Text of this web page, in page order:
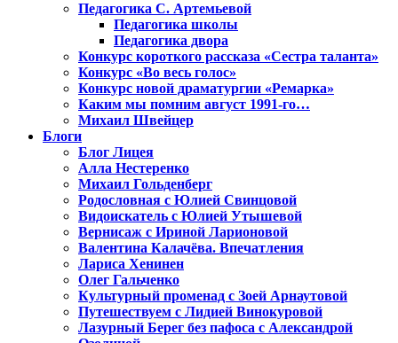
Педагогика С. Артемьевой
Педагогика школы
Педагогика двора
Конкурс короткого рассказа «Сестра таланта»
Конкурс «Во весь голос»
Конкурс новой драматургии «Ремарка»
Каким мы помним август 1991-го…
Михаил Швейцер
Блоги
Блог Лицея
Алла Нестеренко
Михаил Гольденберг
Родословная с Юлией Свинцовой
Видоискатель с Юлией Утышевой
Вернисаж с Ириной Ларионовой
Валентина Калачёва. Впечатления
Лариса Хенинен
Олег Гальченко
Культурный променад с Зоей Арнаутовой
Путешествуем с Лидией Винокуровой
Лазурный Берег без пафоса с Александрой